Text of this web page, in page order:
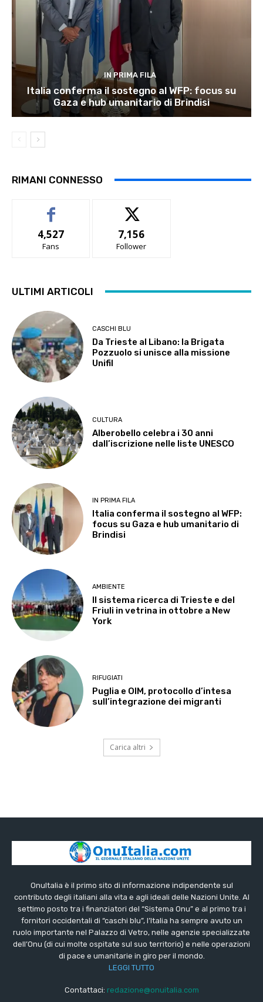
IN PRIMA FILA
Italia conferma il sostegno al WFP: focus su
Gaza e hub umanitario di Brindisi
RIMANI CONNESSO
4,527
Fans
7,156
Follower
ULTIMI ARTICOLI
CASCHI BLU
Da Trieste al Libano: la Brigata
Pozzuolo si unisce alla missione
Unifil
CULTURA
Alberobello celebra i 30 anni
dall’iscrizione nelle liste UNESCO
IN PRIMA FILA
Italia conferma il sostegno al WFP:
focus su Gaza e hub umanitario di
Brindisi
AMBIENTE
Il sistema ricerca di Trieste e del
Friuli in vetrina in ottobre a New
York
RIFUGIATI
Puglia e OIM, protocollo d’intesa
sull’integrazione dei migranti
Carica altri
OnuItalia è il primo sito di informazione indipendente sul
contributo degli italiani alla vita e agli ideali delle Nazioni Unite. Al
settimo posto tra i finanziatori del “Sistema Onu” e al primo tra i
fornitori occidentali di “caschi blu”, l’Italia ha sempre avuto un
ruolo importante nel Palazzo di Vetro, nelle agenzie specializzate
dell’Onu (di cui molte ospitate sul suo territorio) e nelle operazioni
di pace e umanitarie in giro per il mondo.
LEGGI TUTTO
Contattaci: redazione@onuitalia.com